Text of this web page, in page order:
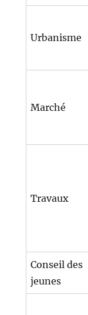
Urbanisme
Marché
Travaux
Conseil des
jeunes